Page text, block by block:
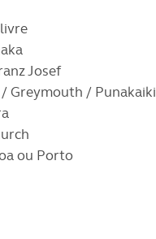
Josef
Greymouth / Punakaiki
ou Porto